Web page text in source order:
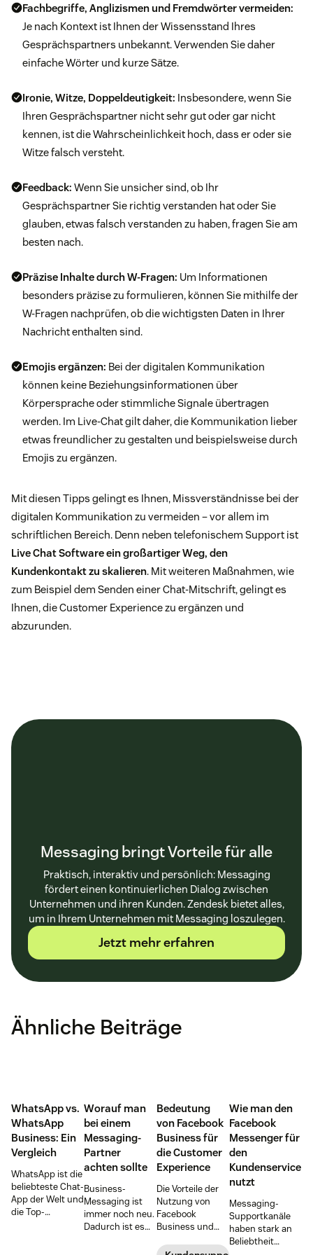
Fachbegriffe, Anglizismen und Fremdwörter vermeiden:
Je nach Kontext ist Ihnen der Wissensstand Ihres
Gesprächspartners unbekannt. Verwenden Sie daher
einfache Wörter und kurze Sätze.
Ironie, Witze, Doppeldeutigkeit: Insbesondere, wenn Sie
Ihren Gesprächspartner nicht sehr gut oder gar nicht
kennen, ist die Wahrscheinlichkeit hoch, dass er oder sie
Witze falsch versteht.
Feedback: Wenn Sie unsicher sind, ob Ihr
Gesprächspartner Sie richtig verstanden hat oder Sie
glauben, etwas falsch verstanden zu haben, fragen Sie am
besten nach.
Präzise Inhalte durch W-Fragen: Um Informationen
besonders präzise zu formulieren, können Sie mithilfe der
W-Fragen nachprüfen, ob die wichtigsten Daten in Ihrer
Nachricht enthalten sind.
Emojis ergänzen: Bei der digitalen Kommunikation
können keine Beziehungsinformationen über
Körpersprache oder stimmliche Signale übertragen
werden. Im Live-Chat gilt daher, die Kommunikation lieber
etwas freundlicher zu gestalten und beispielsweise durch
Emojis zu ergänzen.
Mit diesen Tipps gelingt es Ihnen, Missverständnisse bei der
digitalen Kommunikation zu vermeiden – vor allem im
schriftlichen Bereich. Denn neben telefonischem Support ist
Live Chat Software ein großartiger Weg, den
Kundenkontakt zu skalieren. Mit weiteren Maßnahmen, wie
zum Beispiel dem Senden einer Chat-Mitschrift, gelingt es
Ihnen, die Customer Experience zu ergänzen und
abzurunden.
Messaging bringt Vorteile für alle
Praktisch, interaktiv und persönlich: Messaging
fördert einen kontinuierlichen Dialog zwischen
Unternehmen und ihren Kunden. Zendesk bietet alles,
um in Ihrem Unternehmen mit Messaging loszulegen.
Jetzt mehr erfahren
Ähnliche Beiträge
WhatsApp vs.
WhatsApp
Business: Ein
Vergleich
WhatsApp ist die
beliebteste Chat-
App der Welt und
die Top-
Worauf man
bei einem
Messaging-
Partner
achten sollte
Business-
Messaging ist
immer noch neu.
Dadurch ist es
Bedeutung
von Facebook
Business für
die Customer
Experience
Die Vorteile der
Nutzung von
Facebook
Business und
Kundenservice
Wie man den
Facebook
Messenger für
den
Kundenservice
nutzt
Messaging-
Supportkanäle
haben stark an
Beliebtheit